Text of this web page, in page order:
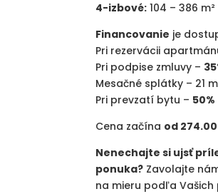
4-izbové: 104 – 386 m²
Financovanie je
Pri rezervácii
Pri podpise zmluvy –
Mesačné splátky – 21
Pri prevzatí bytu – 50%
Cena začína od 274.
Nenechajte si ujsť
ponuka? Zavolajte
na mieru podľa